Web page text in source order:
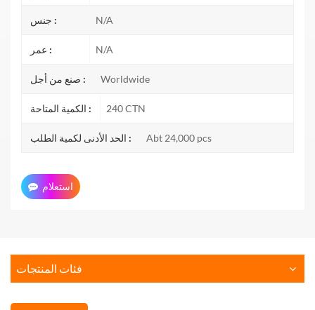
جنس : N/A
عمر : N/A
صنع من أجل : Worldwide
الكمية المتاحة : 240 CTN
الحد الأدنى لكمية الطلب : Abt 24,000 pcs
استعلام
فئات المنتجات